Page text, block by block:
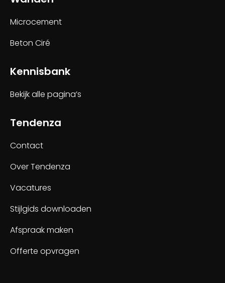
Microcement
Beton Ciré
Kennisbank
Bekijk alle pagina’s
Tendenza
Contact
Over Tendenza
Vacatures
Stijlgids downloaden
Afspraak maken
Offerte opvragen